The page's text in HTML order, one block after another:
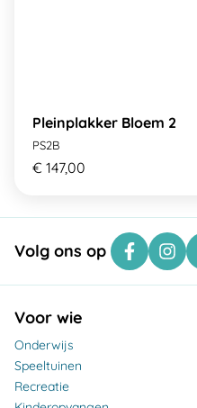
Pleinplakker Bloem 2
PS2B
€ 147,00
Volg ons op
Voor wie
Onderwijs
Speeltuinen
Recreatie